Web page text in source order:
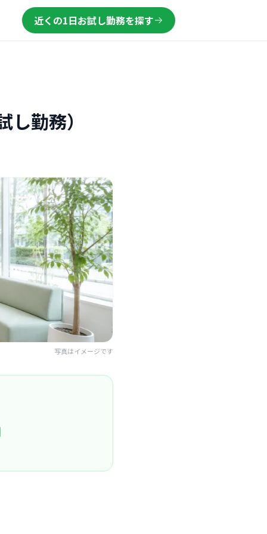
近くの1日お試し勤務を探す
勤務）
写真はイメージです